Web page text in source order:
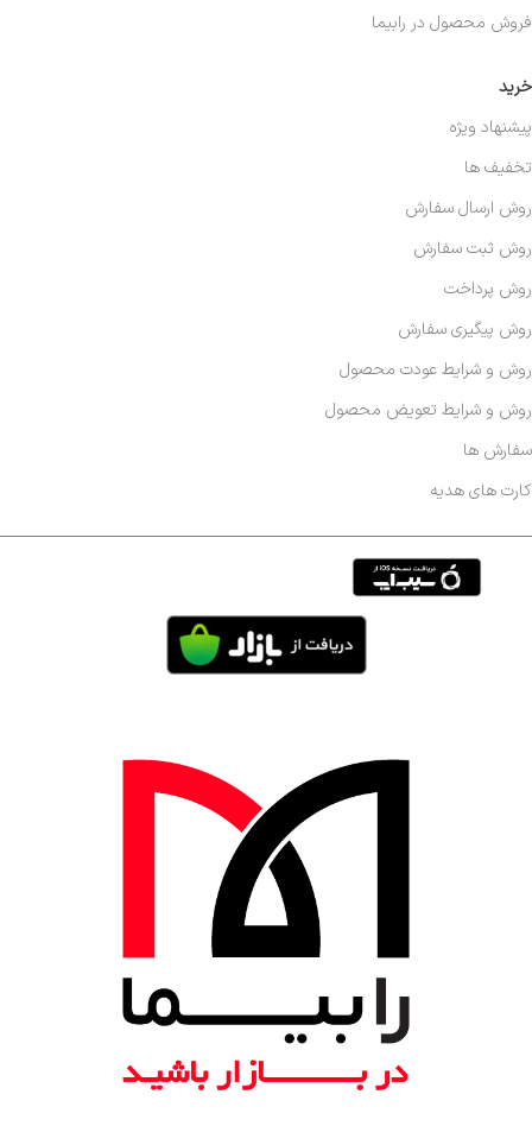
خرید
پیشنهاد ویژه
تخفیف ها
روش ارسال سفارش
روش ثبت سفارش
روش پرداخت
روش پیگیری سفارش
روش و شرایط عودت محصول
روش و شرایط تعویض محصول
سفارش ها
کارت های هدیه
فروش محصول در رابیما